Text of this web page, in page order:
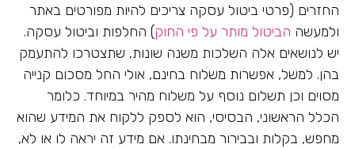
החזרים (פרטי ביטול עסקה צריכים להיות מפורטים באתר
ולמעשה הביטול מותר על פי החוק) החלפות וביטול עסקה.
יש לנושאים אלה השלכות משנה שונות, שתצטרכו להתעמק
בהן. למשל, אפשרות משלוח בחינם, אולי החל מסכום קנייה
מסוים וכן תשלום נוסף על משלוח מהיר במיוחד. כלומר
הכלל הראשוני, הבסיסי, הוא לספק ללקוח את המידע שהוא
מחפש, בקלות ובבירור מבחינתו. אם מידע זה יראה לו או לא,